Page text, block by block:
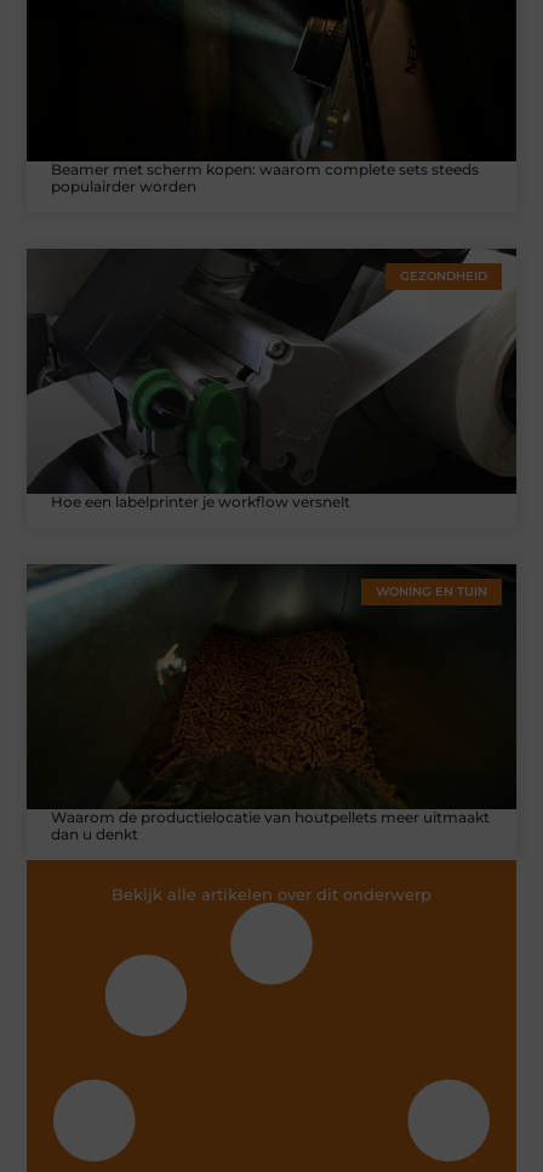
Beamer met scherm kopen: waarom complete sets steeds
populairder worden
GEZONDHEID
Hoe een labelprinter je workflow versnelt
WONING EN TUIN
Waarom de productielocatie van houtpellets meer uitmaakt
dan u denkt
Bekijk alle artikelen over dit onderwerp